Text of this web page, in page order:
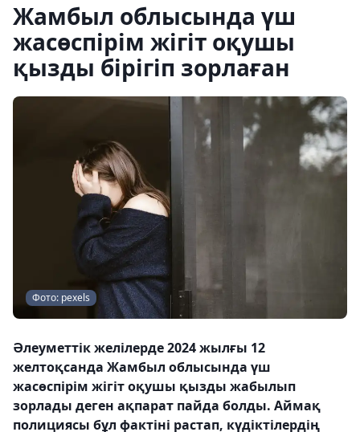
Жамбыл облысында үш
жасөспірім жігіт оқушы
қызды бірігіп зорлаған
Фото: pexels
Әлеуметтік желілерде 2024 жылғы 12
желтоқсанда Жамбыл облысында үш
жасөспірім жігіт оқушы қызды жабылып
зорлады деген ақпарат пайда болды. Аймақ
полициясы бұл фактіні растап, күдіктілердің